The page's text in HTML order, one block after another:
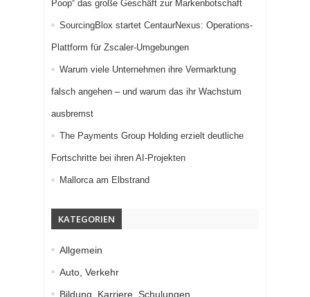
Poop“ das große Geschäft zur Markenbotschaft
SourcingBlox startet CentaurNexus: Operations-
Plattform für Zscaler-Umgebungen
Warum viele Unternehmen ihre Vermarktung
falsch angehen – und warum das ihr Wachstum
ausbremst
The Payments Group Holding erzielt deutliche
Fortschritte bei ihren AI-Projekten
Mallorca am Elbstrand
KATEGORIEN
Allgemein
Auto, Verkehr
Bildung, Karriere, Schulungen